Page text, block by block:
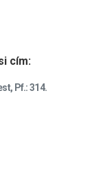
cím:
Pf.: 314.